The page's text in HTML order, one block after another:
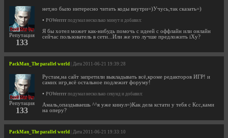
Репутация
133
нет,но было интересно читать коды внутри=)Учусь,так сказать=)
• POWerrrr подумал несколько минут и добавил:
Я бы хотел может как-нибудь помочь с идеей с оффлайн или онлайн
сейчас пользователь в сети...Или же это лучше предложить iXy?
PackMan_The parallel world | Дата 2011-06-21 19:39:28
Репутация
133
Рустам,на сайт запретили выкладывать всё,кроме редакторов ИГР! и
самих игр,всё остальное подлежит форуму!
• POWerrrr подумал несколько секунд и добавил:
Амаль,опаздываешь ^^я уже кинул=)Как дела кстати у тебя с Ксс,ками
на оперу?
PackMan_The parallel world | Дата 2011-06-21 19:33:10